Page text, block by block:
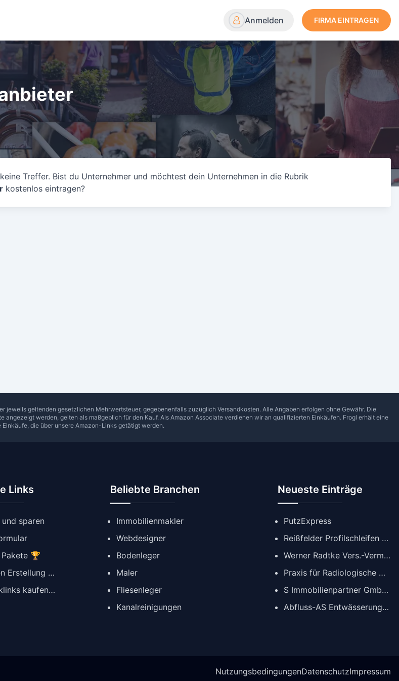
Anmelden FIRMA EINTRAGEN
Treffer. Bist du Unternehmer und möchtest dein Unternehmen in die Rubrik
kostenlos eintragen?
geltenden gesetzlichen Mehrwertsteuer, gegebenenfalls zuzüglich Versandkosten. Alle Angaben erfolgen ohne Gewähr. Die
werden, gelten als maßgeblich für den Kauf. Als Amazon Associate verdienen wir an qualifizierten Einkäufen. Frogl erhält eine
Einkäufe, die über unsere Amazon-Links getätigt werden.
Links
sparen
Pakete 🏆
Webseiten Erstellung ✨
SEO Backlinks kaufen 🔗
Beliebte Branchen
Immobilienmakler
Webdesigner
Bodenleger
Maler
Fliesenleger
Kanalreinigungen
Neueste Einträge
PutzExpress
Reißfelder Profilschleifen GmbH
Werner Radtke Vers.-Verm. GmbH
Praxis für Radiologische Diagnostik
S Immobilienpartner GmbH | Immobilienmakler Köln
Abfluss-AS Entwässerungstechnik GmbH
NutzungsbedingungenDatenschutzImpressum